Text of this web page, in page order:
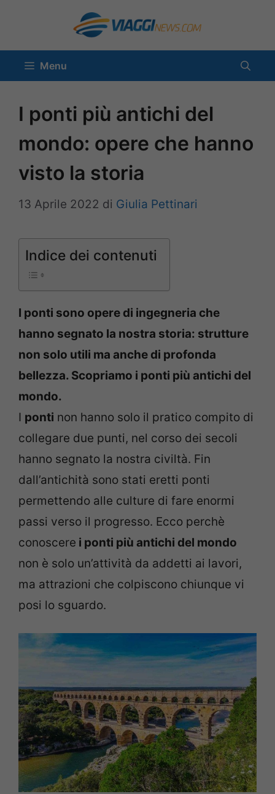
contenuto
Menu
I ponti più antichi del
mondo: opere che hanno
visto la storia
13 Aprile 2022 di Giulia Pettinari
Indice dei contenuti
I ponti sono opere di ingegneria che
hanno segnato la nostra storia: strutture
non solo utili ma anche di profonda
bellezza. Scopriamo i ponti più antichi del
mondo.
I ponti non hanno solo il pratico compito di
collegare due punti, nel corso dei secoli
hanno segnato la nostra civiltà. Fin
dall’antichità sono stati eretti ponti
permettendo alle culture di fare enormi
passi verso il progresso. Ecco perchè
conoscere i ponti più antichi del mondo
non è solo un’attività da addetti ai lavori,
ma attrazioni che colpiscono chiunque vi
posi lo sguardo.